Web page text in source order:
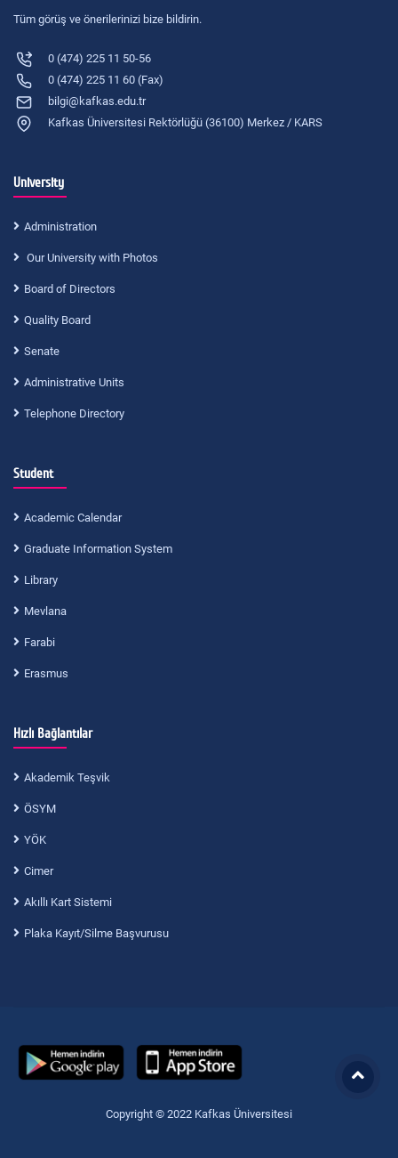
Tüm görüş ve önerilerinizi bize bildirin.
0 (474) 225 11 50-56
0 (474) 225 11 60 (Fax)
bilgi@kafkas.edu.tr
Kafkas Üniversitesi Rektörlüğü (36100) Merkez / KARS
University
Administration
Our University with Photos
Board of Directors
Quality Board
Senate
Administrative Units
Telephone Directory
Student
Academic Calendar
Graduate Information System
Library
Mevlana
Farabi
Erasmus
Hızlı Bağlantılar
Akademik Teşvik
ÖSYM
YÖK
Cimer
Akıllı Kart Sistemi
Plaka Kayıt/Silme Başvurusu
Copyright © 2022 Kafkas Üniversitesi